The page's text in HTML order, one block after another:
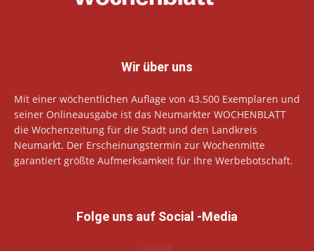
Wir über uns
Mit einer wöchentlichen Auflage von 43.500 Exemplaren und
seiner Onlineausgabe ist das Neumarkter WOCHENBLATT
die Wochenzeitung für die Stadt und den Landkreis
Neumarkt. Der Erscheinungstermin zur Wochenmitte
garantiert größte Aufmerksamkeit für Ihre Werbebotschaft.
Folge uns auf Social -Media